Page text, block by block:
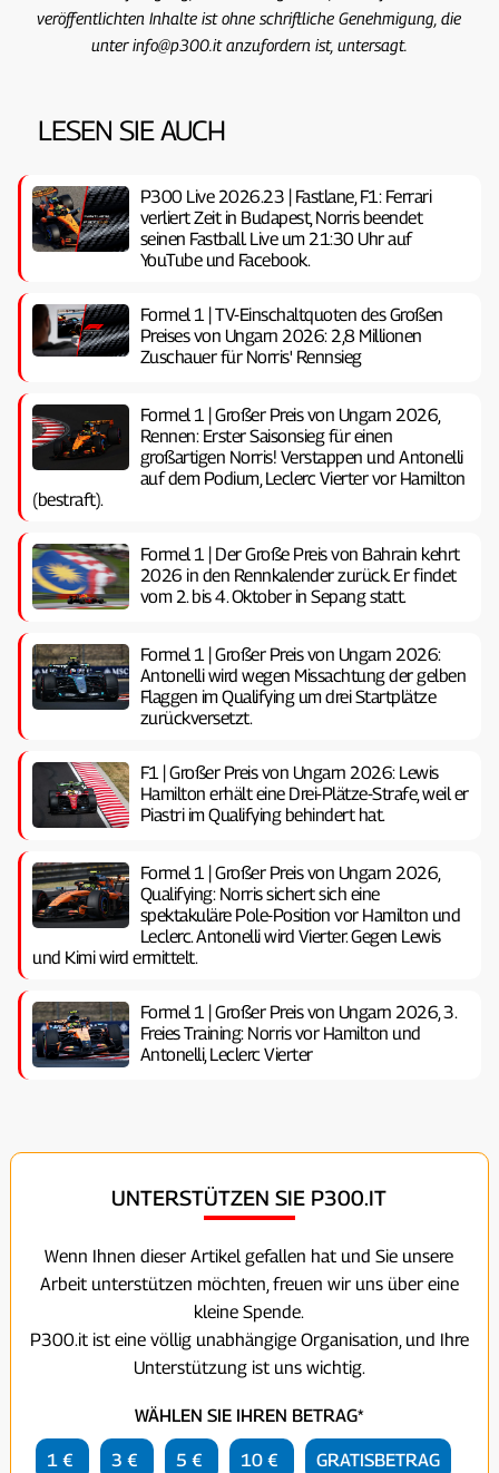
veröffentlichten Inhalte ist ohne schriftliche Genehmigung, die
unter info@p300.it anzufordern ist, untersagt.
LESEN SIE AUCH
P300 Live 2026.23 | Fastlane, F1: Ferrari
verliert Zeit in Budapest, Norris beendet
seinen Fastball. Live um 21:30 Uhr auf
YouTube und Facebook.
Formel 1 | TV-Einschaltquoten des Großen
Preises von Ungarn 2026: 2,8 Millionen
Zuschauer für Norris' Rennsieg
Formel 1 | Großer Preis von Ungarn 2026,
Rennen: Erster Saisonsieg für einen
großartigen Norris! Verstappen und Antonelli
auf dem Podium, Leclerc Vierter vor Hamilton
(bestraft).
Formel 1 | Der Große Preis von Bahrain kehrt
2026 in den Rennkalender zurück. Er findet
vom 2. bis 4. Oktober in Sepang statt.
Formel 1 | Großer Preis von Ungarn 2026:
Antonelli wird wegen Missachtung der gelben
Flaggen im Qualifying um drei Startplätze
zurückversetzt.
F1 | Großer Preis von Ungarn 2026: Lewis
Hamilton erhält eine Drei-Plätze-Strafe, weil er
Piastri im Qualifying behindert hat.
Formel 1 | Großer Preis von Ungarn 2026,
Qualifying: Norris sichert sich eine
spektakuläre Pole-Position vor Hamilton und
Leclerc. Antonelli wird Vierter. Gegen Lewis
und Kimi wird ermittelt.
Formel 1 | Großer Preis von Ungarn 2026, 3.
Freies Training: Norris vor Hamilton und
Antonelli, Leclerc Vierter
UNTERSTÜTZEN SIE P300.IT
Wenn Ihnen dieser Artikel gefallen hat und Sie unsere
Arbeit unterstützen möchten, freuen wir uns über eine
kleine Spende.
P300.it ist eine völlig unabhängige Organisation, und Ihre
Unterstützung ist uns wichtig.
WÄHLEN SIE IHREN BETRAG*
1 € 3 € 5 € 10 € GRATISBETRAG